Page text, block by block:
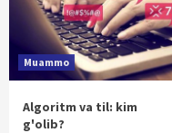
Muammo
Algoritm va til: kim
g'olib?